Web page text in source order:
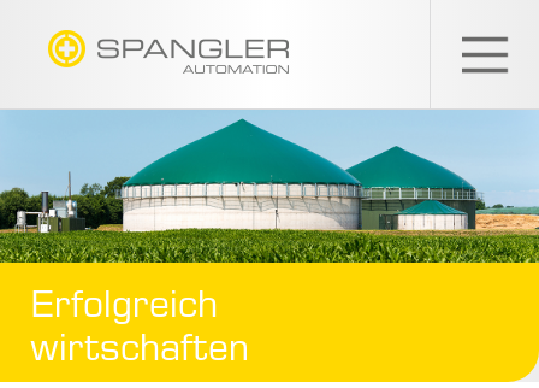
Erfolgreich
wirtschaften